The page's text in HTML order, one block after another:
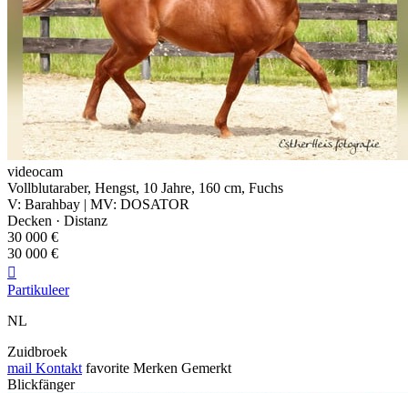
videocam
Vollblutaraber, Hengst, 10 Jahre, 160 cm, Fuchs
V: Barahbay | MV: DOSATOR
Decken · Distanz
30 000 €
30 000 €

Partikuleer
NL
Zuidbroek
mail Kontakt favorite Merken Gemerkt
Blickfänger